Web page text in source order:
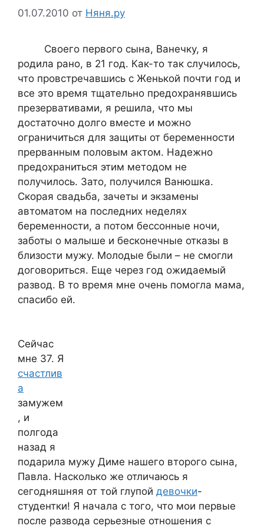
01.07.2010 от Няня.ру
Своего первого сына, Ванечку, я
родила рано, в 21 год. Как-то так случилось,
что провстречавшись с Женькой почти год и
все это время тщательно предохранявшись
презервативами, я решила, что мы
достаточно долго вместе и можно
ограничиться для защиты от беременности
прерванным половым актом. Надежно
предохраниться этим методом не
получилось. Зато, получился Ванюшка.
Скорая свадьба, зачеты и экзамены
автоматом на последних неделях
беременности, а потом бессонные ночи,
заботы о малыше и бесконечные отказы в
близости мужу. Молодые были – не смогли
договориться. Еще через год ожидаемый
развод. В то время мне очень помогла мама,
спасибо ей.
Сейчас
мне 37. Я
счастлив
а
замужем
, и
полгода
назад я
подарила мужу Диме нашего второго сына,
Павла. Насколько же отличаюсь я
сегодняшняя от той глупой девочки-
студентки! Я начала с того, что мои первые
после развода серьезные отношения с